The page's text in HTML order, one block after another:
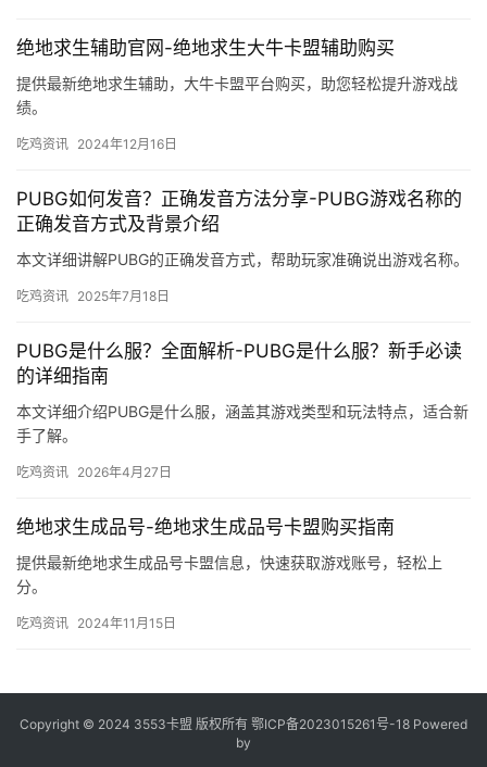
绝地求生辅助官网-绝地求生大牛卡盟辅助购买
提供最新绝地求生辅助，大牛卡盟平台购买，助您轻松提升游戏战
绩。
吃鸡资讯 2024年12月16日
PUBG如何发音？正确发音方法分享-PUBG游戏名称的
正确发音方式及背景介绍
本文详细讲解PUBG的正确发音方式，帮助玩家准确说出游戏名称。
吃鸡资讯 2025年7月18日
PUBG是什么服？全面解析-PUBG是什么服？新手必读
的详细指南
本文详细介绍PUBG是什么服，涵盖其游戏类型和玩法特点，适合新
手了解。
吃鸡资讯 2026年4月27日
绝地求生成品号-绝地求生成品号卡盟购买指南
提供最新绝地求生成品号卡盟信息，快速获取游戏账号，轻松上
分。
吃鸡资讯 2024年11月15日
Copyright © 2024 3553卡盟 版权所有 鄂ICP备2023015261号-18 Powered
by